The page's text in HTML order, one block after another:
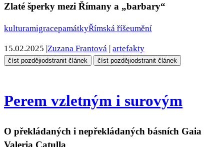
Zlaté šperky mezi Římany a „barbary“
kulturamigracepamátkyŘímská říšeumění
15.02.2025 |Zuzana Frantová | artefakty
číst pozdějiodstranit článek číst pozdějiodstranit článek
Perem vzletným i surovým
O překládaných i nepřekládaných básních Gaia
Valeria Catulla